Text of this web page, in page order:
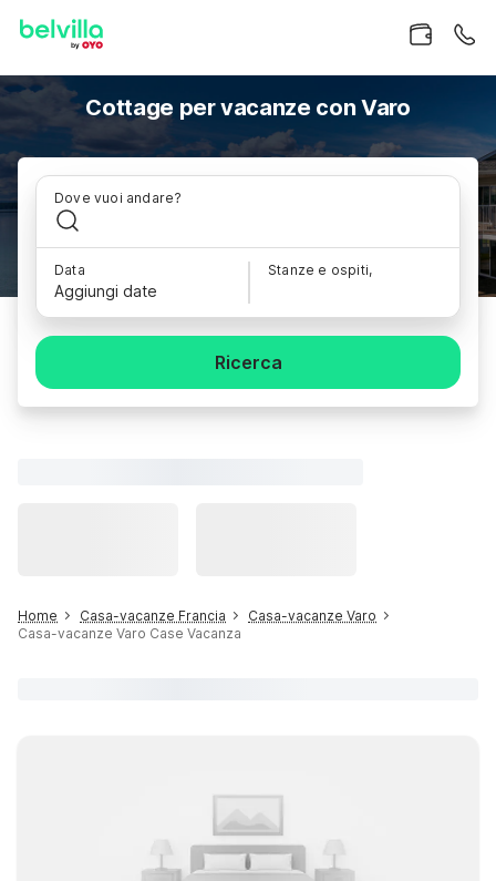
Cottage per vacanze con Varo
Dove vuoi andare?
Data
Aggiungi date
Stanze e ospiti,
Ricerca
Home Casa-vacanze Francia
Casa-vacanze Varo
Casa-vacanze Varo Case Vacanza